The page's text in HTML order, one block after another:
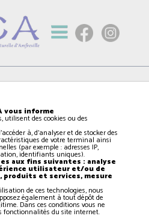
vous informe
utilisent des cookies ou des
à, d'analyser et de stocker des
de votre terminal ainsi
(par exemple : adresses IP,
identifiants uniques).
aux fins suivantes : analyse
utilisateur et/ou de
et services, mesure
de ces technologies, nous
également à tout dépôt de
Dans ces conditions vous ne
fonctionnalités du site internet.